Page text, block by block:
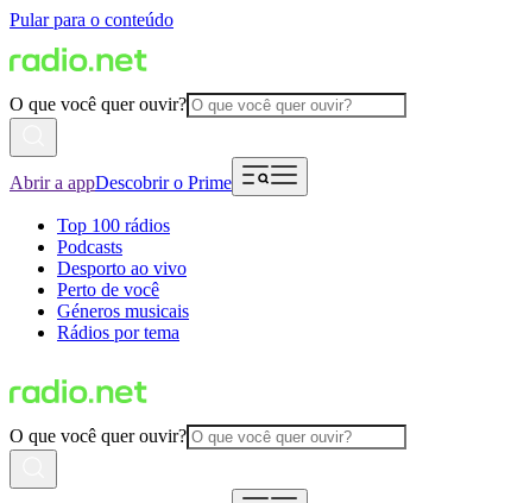
Pular para o conteúdo
O que você quer ouvir?
Abrir a appDescobrir o Prime
Top 100 rádios
Podcasts
Desporto ao vivo
Perto de você
Géneros musicais
Rádios por tema
O que você quer ouvir?